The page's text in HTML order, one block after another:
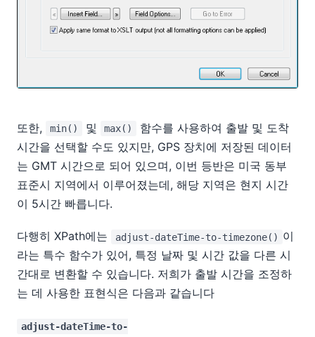
또한, min() 및 max()
함수를 사용하여 출발 및 도착
시간을 선택할 수도 있지만, GPS 장치에 저장된 데이터
는 GMT 시간으로 되어 있으며, 이번 등반은 미국 동부
표준시 지역에서 이루어졌는데, 해당 지역은 현지 시간
이 5시간 빠릅니다.
다행히 XPath에는 adjust-dateTime-to-timezone() 이
라는 특수 함수가 있어, 특정 날짜 및 시간 값을 다른 시
간대로 변환할 수 있습니다. 저희가 출발 시간을 조정하
는 데 사용한 표현식은 다음과 같습니다
adjust-dateTime-to-